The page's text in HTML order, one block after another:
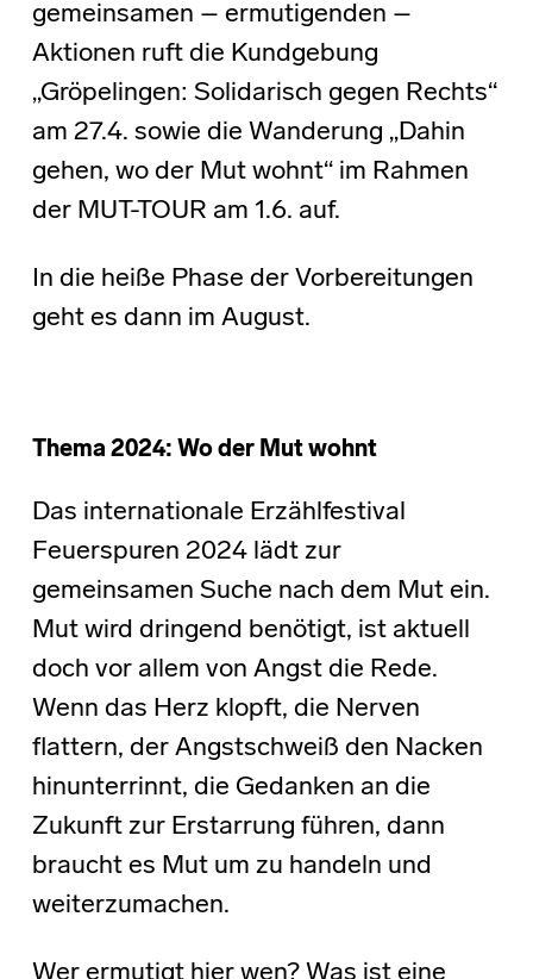
gemeinsamen – ermutigenden –
Aktionen ruft die Kundgebung
„Gröpelingen: Solidarisch gegen Rechts“
am 27.4. sowie die Wanderung „Dahin
gehen, wo der Mut wohnt“ im Rahmen
der MUT-TOUR am 1.6. auf.
In die heiße Phase der Vorbereitungen
geht es dann im August.
Thema 2024: Wo der Mut wohnt
Das internationale Erzählfestival
Feuerspuren 2024 lädt zur
gemeinsamen Suche nach dem Mut ein.
Mut wird dringend benötigt, ist aktuell
doch vor allem von Angst die Rede.
Wenn das Herz klopft, die Nerven
flattern, der Angstschweiß den Nacken
hinunterrinnt, die Gedanken an die
Zukunft zur Erstarrung führen, dann
braucht es Mut um zu handeln und
weiterzumachen.